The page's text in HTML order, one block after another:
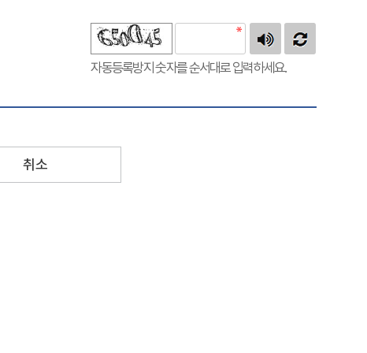
자동등록방지 숫자를 순서대로 입력하세요.
취소